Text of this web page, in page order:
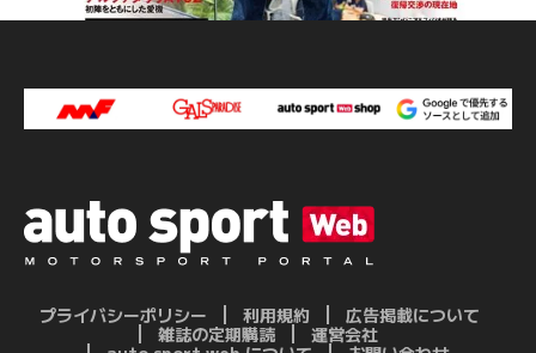
プライバシーポリシー 利用規約
広告掲載について
雑誌の定期購読
運営会社